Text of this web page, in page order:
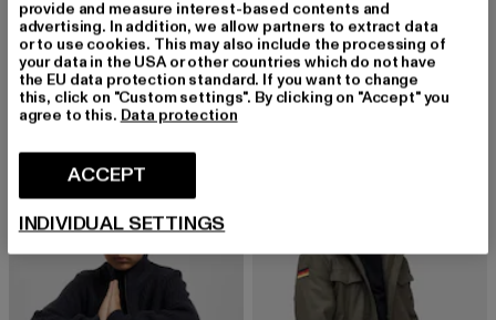
BRANDIT
Summerwindbreaker
34,99 EUR
Prix courant: 34,99 EUR
BRANDIT
Kids M65 Standard
23,00 EUR
Prix courant: 23,00 EUR
49,99 EURPrix en
provide and measure interest-based contents and
advertising. In addition, we allow partners to extract data
or to use cookies. This may also include the processing of
your data in the USA or other countries which do not have
the EU data protection standard. If you want to change
this, click on "Custom settings". By clicking on "Accept" you
agree to this. Data protection
ACCEPT
INDIVIDUAL SETTINGS